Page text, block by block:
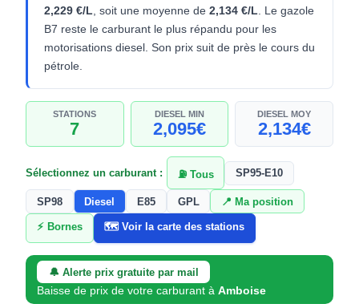
2,229 €/L, soit une moyenne de 2,134 €/L. Le gazole
B7 reste le carburant le plus répandu pour les
motorisations diesel. Son prix suit de près le cours du
pétrole.
STATIONS
7
DIESEL MIN
2,095€
DIESEL MOY
2,134€
Sélectionnez un carburant : ⛽ Tous SP95-E10
SP98 Diesel E85 GPL 📍 Ma position
⚡ Bornes 🗺️ Voir la carte des stations
🔔 Alerte prix gratuite par mail
Baisse de prix de votre carburant àAmboise